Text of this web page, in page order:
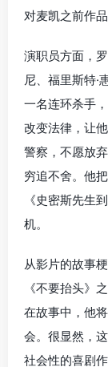
对麦凯之前作
演职员方面，
尼、福里斯特·
一名连环杀手
改变法律，让
警察，不愿放
穷追不舍。他
《史密斯先生
机。
从影片的故事
《不要抬头》
在故事中，他
会。很显然，
社会性的喜剧作